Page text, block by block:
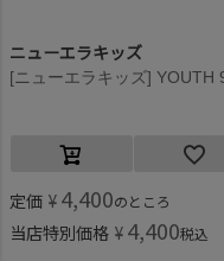
ニューエラキッズ
定価 ¥ 4,400のところ
当店特別価格 ¥ 4,400税込